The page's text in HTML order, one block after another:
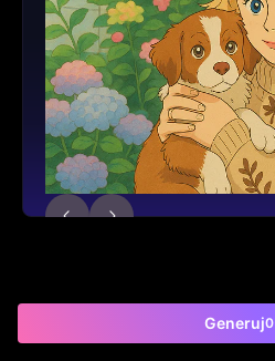
Generuj0